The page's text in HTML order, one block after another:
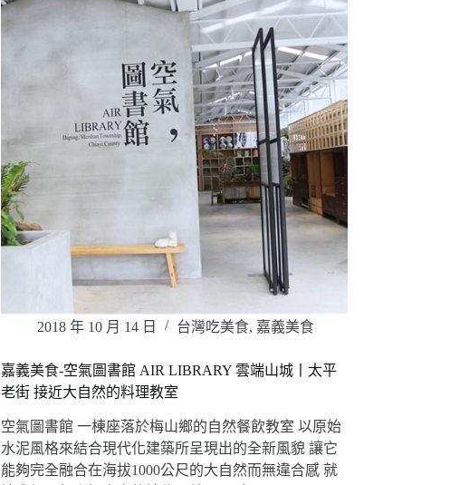
2018 年 10 月 14 日 台灣吃美食, 嘉義美食
嘉義美食-空氣圖書館 AIR LIBRARY 雲端山城丨太平
老街 接近大自然的料理教室
空氣圖書館 一棟座落於梅山鄉的自然餐飲教室 以原始
水泥風格來結合現代化建築所呈現出的全新風貌 讓它
能夠完全融合在海拔1000公尺的大自然而無違合感 就